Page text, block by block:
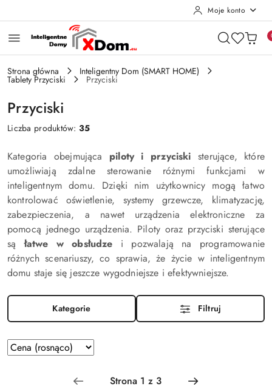
Moje konto
Strona główna Inteligentny Dom (SMART HOME)
Tablety Przyciski Przyciski
Przyciski
Liczba produktów:35
Kategoria obejmująca piloty i przyciski sterujące, które
umożliwiają zdalne sterowanie różnymi funkcjami w
inteligentnym domu. Dzięki nim użytkownicy mogą łatwo
kontrolować oświetlenie, systemy grzewcze, klimatyzację,
zabezpieczenia, a nawet urządzenia elektroniczne za
pomocą jednego urządzenia. Piloty oraz przyciski sterujące
sąłatwe w obsłudze i pozwalają na programowanie
różnych scenariuszy, co sprawia, że życie w inteligentnym
domu staje się jeszcze wygodniejsze i efektywniejsze.
Kategorie Filtruj
Zastosowano
sortowanie:
Sortuj
według